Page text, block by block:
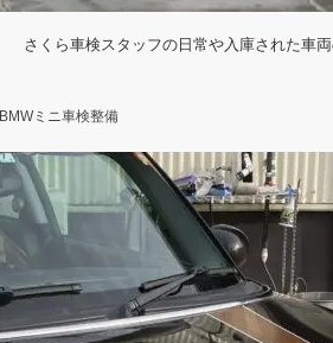
さくら車検スタッフの日常や入庫された車
BMWミニ車検整備